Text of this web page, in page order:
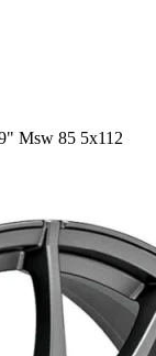
Msw 85 5x112